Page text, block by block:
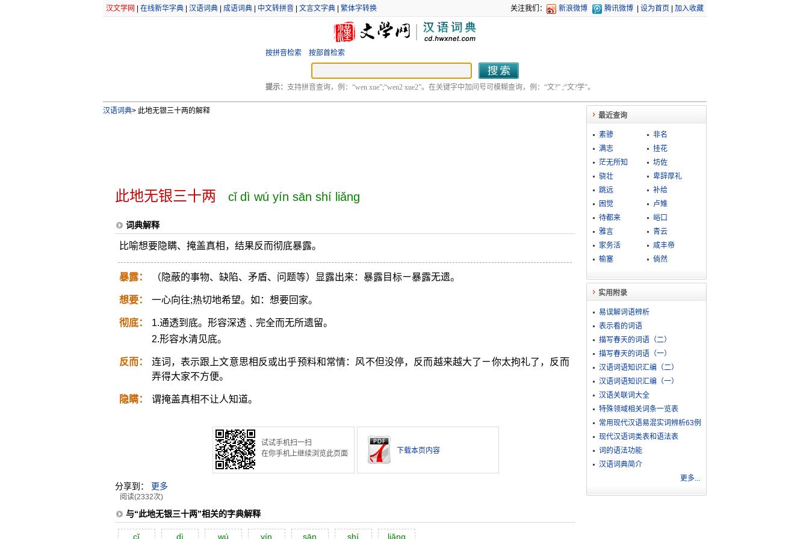
汉文学网 在线新华字典| 汉语词典| 成语词典| 中文转拼音| 文言文字典| 繁体字转换 关注我们： 新浪微博 腾讯微博 设为首页 加入收藏
按拼音检索 按部首检索
提示： 支持拼音查询，例：“wen xue”;“wen2 xue2”。在关键字中加问号可模糊查询，例：“文?” ;“文?学”。
汉语词典>此地无银三十两的解释
此地无银三十两 cǐ dì wú yín sān shí liǎng
词典解释
比喻想要隐瞒、掩盖真相，结果反而彻底暴露。
暴露： （隐蔽的事物、缺陷、矛盾、问题等）显露出来：暴露目标ㄧ暴露无遗。
想要： 一心向往;热切地希望。如：想要回家。
彻底：
1.通透到底。形容深透﹑完全而无所遗留。
2.形容水清见底。
反而：
连词，表示跟上文意思相反或出乎预料和常情：风不但没停，反而越来越大了ㄧ你太拘礼了，反而
弄得大家不方便。
隐瞒： 谓掩盖真相不让人知道。
试试手机扫一扫
在你手机上继续浏览此页面
下载本页内容
分享到： 更多
阅读(2332次)
与“此地无银三十两”相关的字典解释
cĭ dì wú yín sān shí liăng
最近查询
素骖
非名
满志
挂花
茫无所知
坊佐
骁壮
卑辞厚礼
跳远
补给
困觉
卢雉
待都来
峪口
雅言
青云
家务活
咸丰帝
榆塞
倘然
实用附录
易误解词语辨析
表示看的词语
描写春天的词语（二）
描写春天的词语（一）
汉语词语知识汇编（二）
汉语词语知识汇编（一）
汉语关联词大全
特殊领域相关词条一览表
常用现代汉语易混实词辨析63例
现代汉语词类表和语法表
词的语法功能
汉语词典简介
更多...